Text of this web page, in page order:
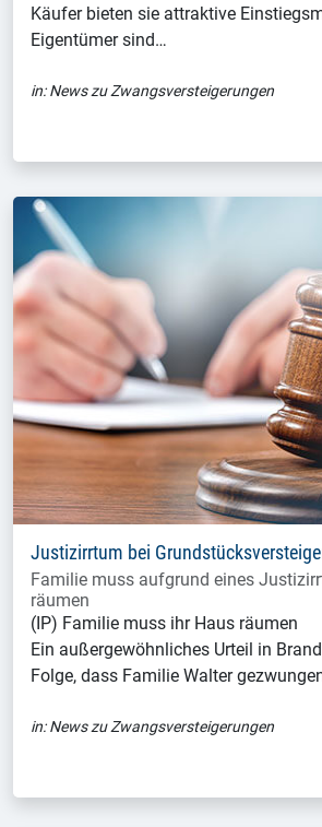
Käufer bieten sie attraktive
Eigentümer sind…
in:News zu Zwangsversteigerungen
Justizirrtum bei
Familie muss aufgrund eines
räumen
(IP) Familie muss ihr Haus räumen
Ein außergewöhnliches Urteil in
Folge, dass Familie Walter
in:News zu Zwangsversteigerungen